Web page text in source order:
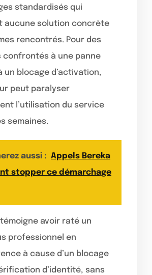
standardisés qui
aucune solution concrète
rencontrés. Pour des
confrontés à une panne
un blocage d’activation,
peut paralyser
l’utilisation du service
semaines.
aussi : Appels Bereka
stopper ce démarchage
avoir raté un
professionnel en
à cause d’un blocage
d’identité, sans